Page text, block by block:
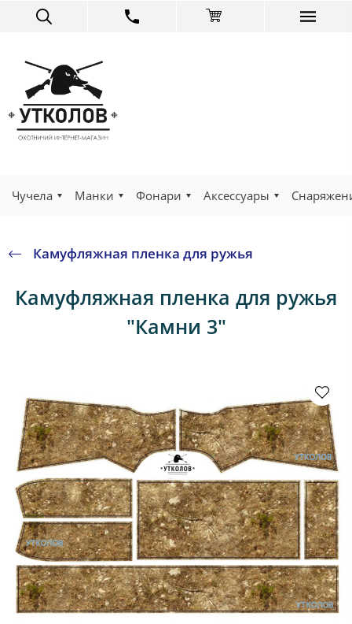
Чучела Манки Фонари Аксессуары
Камуфляжная пленка для ружья
Камуфляжная пленка для ружья
"Камни 3"